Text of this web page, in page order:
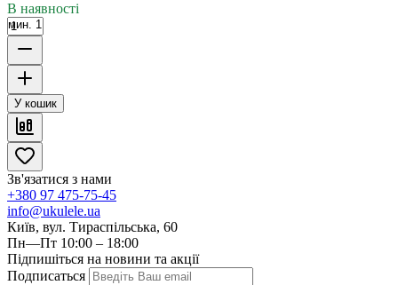
В наявності
мин. 1
У кошик
Зв'язатися з нами
+380 97 475-75-45
info@ukulele.ua
Київ, вул. Тираспільська, 60
Пн—Пт 10:00 – 18:00
Підпишіться на новини та акції
Подписаться